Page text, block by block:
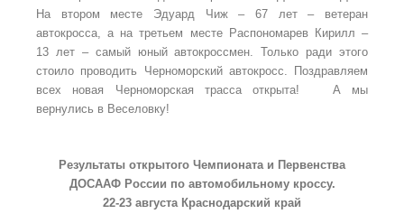
На втором месте Эдуард Чиж – 67 лет – ветеран
автокросса, а на третьем месте Распономарев Кирилл –
13 лет – самый юный автокроссмен. Только ради этого
стоило проводить Черноморский автокросс. Поздравляем
всех новая Черноморская трасса открыта! А мы
вернулись в Веселовку!
Результаты открытого Чемпионата и Первенства
ДОСААФ России по автомобильному кроссу.
22-23 августа Краснодарский край